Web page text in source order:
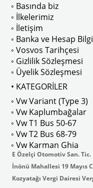
◦ Basında biz
◦ İlkelerimiz
◦ İletişim
◦ Banka ve Hesap
◦ Vosvos Tarihçesi
◦ Gizlilik Sözleşmesi
◦ Üyelik Sözleşmesi
• KATEGORİLER
◦ Vw Variant (Type 3)
◦ Vw Kaplumbağalar
◦ Vw T1 Bus 50-67
◦ Vw T2 Bus 68-79
◦ Vw Karman Ghia
E Özelçi Otomotiv San. Tic.
İnönü Mahallesi 19 Mayıs
Kozyatağı Vergi Dairesi